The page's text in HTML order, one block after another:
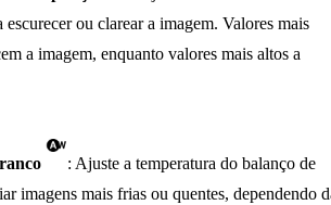
escurecer ou clarear a imagem. Valores mais
a imagem, enquanto valores mais altos a
: Ajuste a temperatura do balanço de
imagens mais frias ou quentes, dependendo